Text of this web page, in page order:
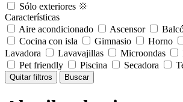
Sólo exteriores 🌞
Características
Aire acondicionado
Ascensor
Cocina con isla
Gimnasio Horno
Lavadora
Lavavajillas Microondas
Pet friendly
Piscina Secadora
Quitar filtros Buscar